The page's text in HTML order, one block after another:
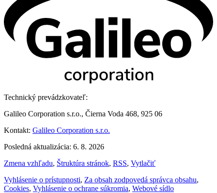
Technický prevádzkovateľ:
Galileo Corporation s.r.o., Čierna Voda 468, 925 06
Kontakt: Galileo Corporation s.r.o.
Posledná aktualizácia: 6. 8. 2026
Zmena vzhľadu, Štruktúra stránok, RSS, Vytlačiť
Vyhlásenie o prístupnosti, Za obsah zodpovedá správca obsahu,
Cookies, Vyhlásenie o ochrane súkromia, Webové sídlo